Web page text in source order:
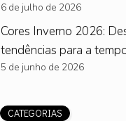
6 de julho de 2026
Cores Inverno 2026:
tendências para a
5 de junho de 2026
CATEGORIAS